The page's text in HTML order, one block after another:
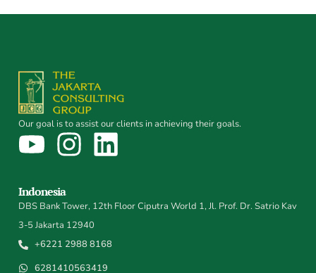
Our goal is to assist our clients in achieving their goals.
Indonesia
DBS Bank Tower, 12th Floor Ciputra World 1, Jl. Prof. Dr. Satrio Kav
3-5 Jakarta 12940
+6221 2988 8168
6281410563419